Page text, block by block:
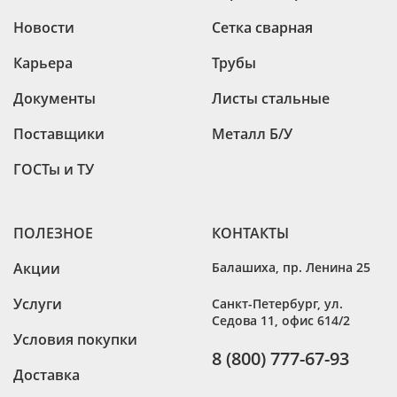
Лист г/к горячекатаный 140х1500х5000
Лист г/к горячекатаный 150х1500х5000
Лист г/к горячекатаный 160х1500х4500
Новости
Карьера
Документы
Поставщики
ГОСТы и ТУ
Сетка сварная
Трубы
Листы стальные
Металл Б/У
ПОЛЕЗНОЕ
Акции
Услуги
Условия покупки
Доставка
КОНТАКТЫ
Балашиха пр. Ленина 25
Санкт-Петербург, ул.
Седова 11, офис 614/2
8 (800) 777-67-93